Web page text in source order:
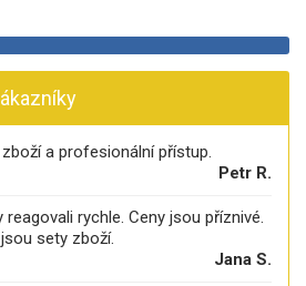
a profesionální přístup.
Petr R.
rychle. Ceny jsou příznivé.
sety zboží.
Jana S.